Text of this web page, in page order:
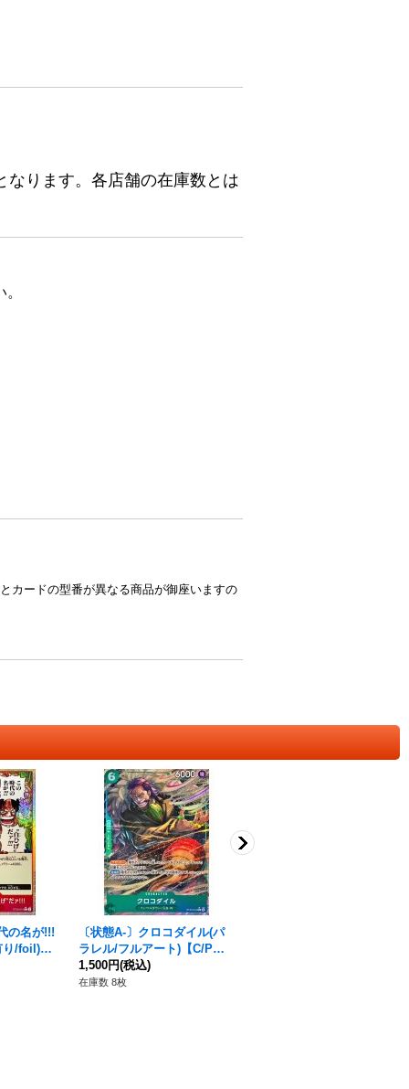
なります。各店舗の在庫数とは
カードの型番が異なる商品が御座いますの
の名が!!!
り/foil)
〔状態A-〕クロコダイル(パ
ラレル/フルアート)【C/P】
{ST30-010}
1,500円(税込)
在庫数 8枚